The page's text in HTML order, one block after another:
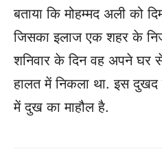
बताया कि मोहम्मद अली को
जिसका इलाज एक शहर के
शनिवार के दिन वह अपने
हालत में निकला था. इस दुखद
में दुख का माहौल है.